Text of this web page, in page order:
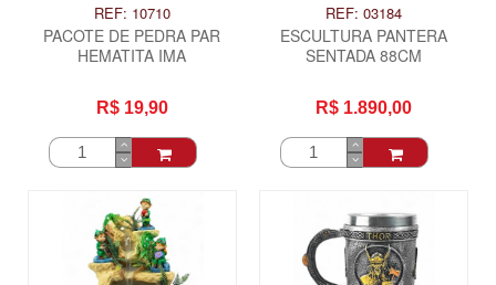
REF: 10710
PACOTE DE PEDRA PAR
HEMATITA IMA
R$ 19,90
REF: 03184
ESCULTURA PANTERA
SENTADA 88CM
R$ 1.890,00